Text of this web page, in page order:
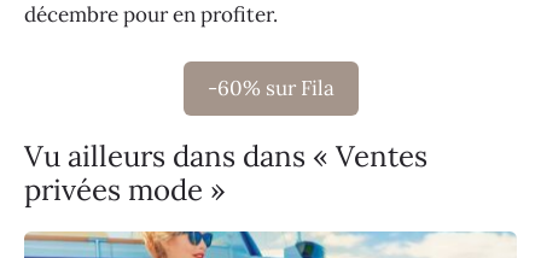
décembre pour en profiter.
-60% sur Fila
Vu ailleurs dans dans « Ventes
privées mode »